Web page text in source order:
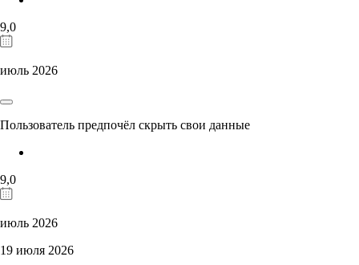
9,0
июль 2026
Пользователь предпочёл скрыть свои данные
9,0
июль 2026
19 июля 2026